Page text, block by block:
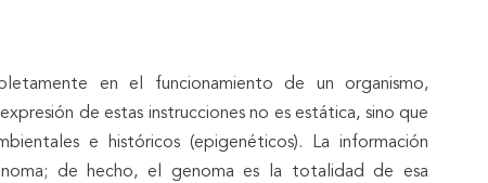
en el funcionamiento de un organismo,
de estas instrucciones no es estática, sino que
e históricos (epigenéticos). La información
de hecho, el genoma es la totalidad de esa